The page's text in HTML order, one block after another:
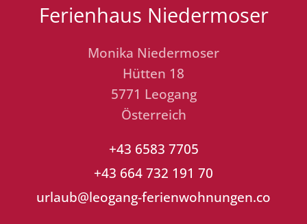
Ferienhaus Niedermoser
Monika Niedermoser
Hütten 18
5771 Leogang
Österreich
+43 6583 7705
+43 664 732 191 70
urlaub@leogang-ferienwohnungen.co